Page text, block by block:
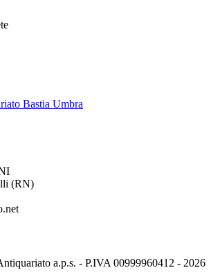
Bastia Umbra
(RN)
a.p.s. - P.IVA 00999960412 - 2026